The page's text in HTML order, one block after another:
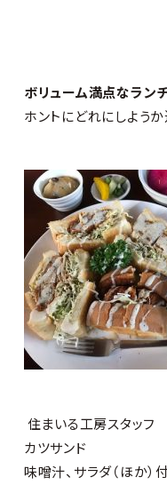
ボリューム満点なラン
ホントにどれにしようか
住まいる工房スタ
カツサンド
味噌汁、サラダ（ほか）